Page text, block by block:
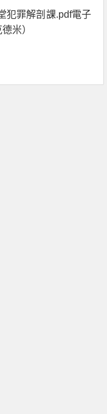
犯罪解剖課.pdf電子
米）